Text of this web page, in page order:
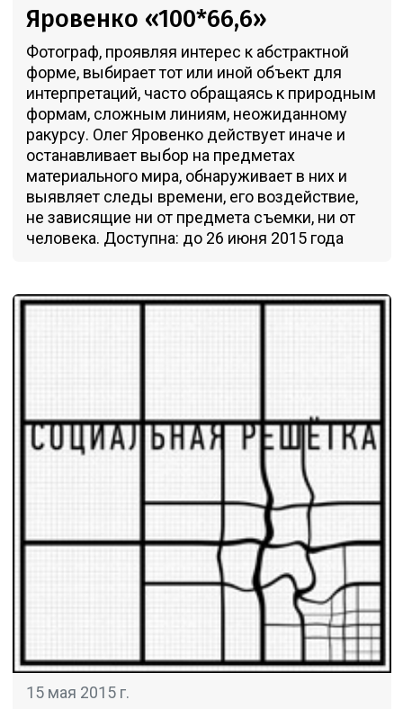
Яровенко «100*66,6»
Фотограф, проявляя интерес к абстрактной
форме, выбирает тот или иной объект для
интерпретаций, часто обращаясь к природным
формам, сложным линиям, неожиданному
ракурсу. Олег Яровенко действует иначе и
останавливает выбор на предметах
материального мира, обнаруживает в них и
выявляет следы времени, его воздействие,
не зависящие ни от предмета съемки, ни от
человека. Доступна: до 26 июня 2015 года
15 мая 2015 г.